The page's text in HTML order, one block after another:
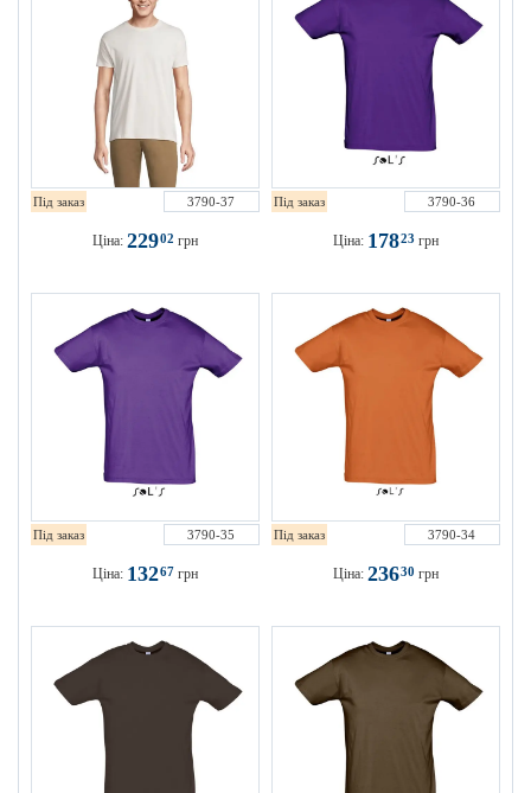
Під заказ 3790-37
Ціна: 22902 грн
Під заказ 3790-36
Ціна: 17823 грн
Під заказ 3790-35
Ціна: 13267 грн
Під заказ 3790-34
Ціна: 23630 грн